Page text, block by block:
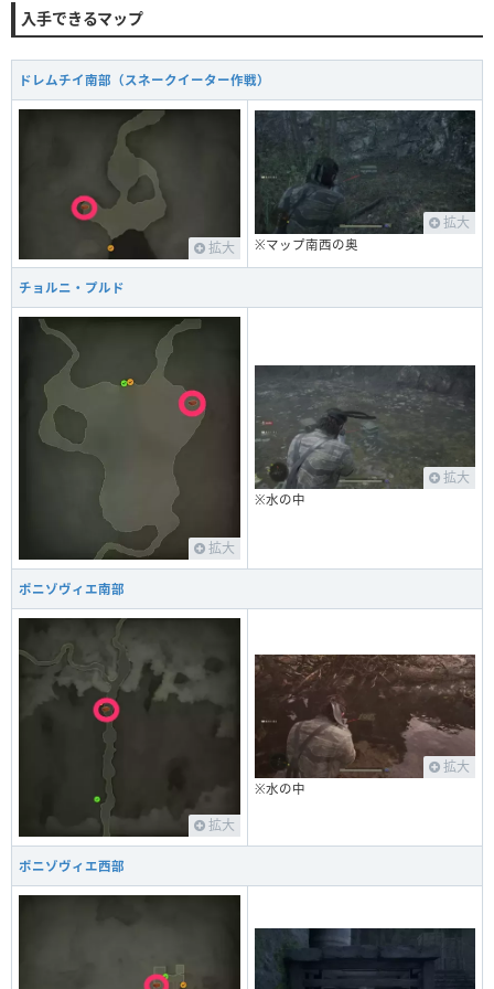
入手できるマップ
ドレムチイ南部（スネークイーター作戦）
拡大
拡大
※マップ南西の奥
チョルニ・プルド
拡大
拡大
※水の中
ポニゾヴィエ南部
拡大
拡大
※水の中
ポニゾヴィエ西部